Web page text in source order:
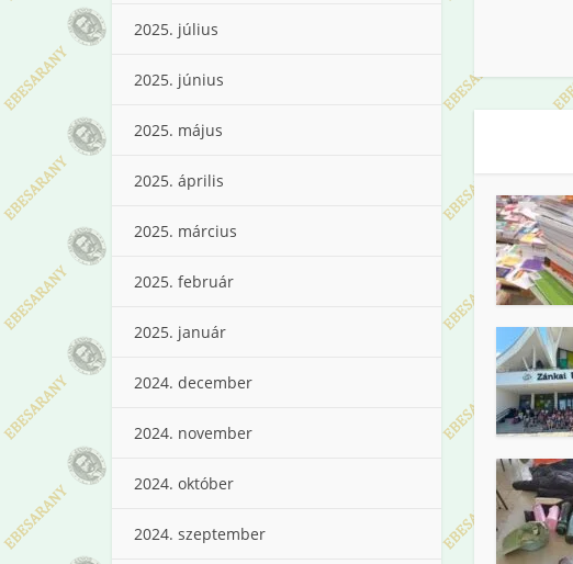
2025. július
2025. június
2025. május
2025. április
2025. március
2025. február
2025. január
2024. december
2024. november
2024. október
2024. szeptember